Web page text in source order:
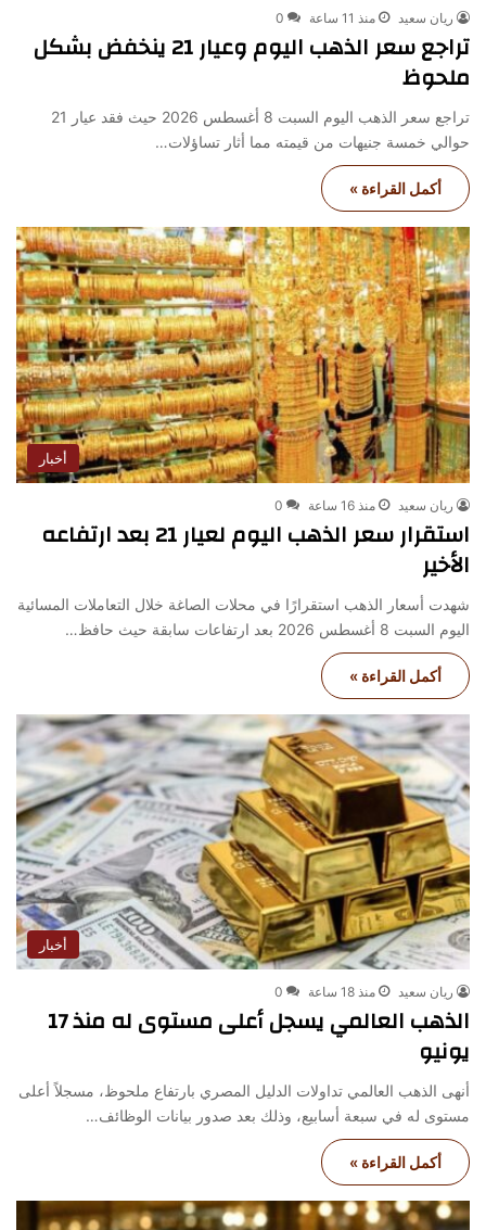
ريان سعيد منذ 11 ساعة 0
تراجع سعر الذهب اليوم وعيار 21 ينخفض بشكل
ملحوظ
تراجع سعر الذهب اليوم السبت 8 أغسطس 2026 حيث فقد عيار 21
حوالي خمسة جنيهات من قيمته مما أثار تساؤلات…
أكمل القراءة »
أخبار
ريان سعيد منذ 16 ساعة 0
استقرار سعر الذهب اليوم لعيار 21 بعد ارتفاعه
الأخير
شهدت أسعار الذهب استقرارًا في محلات الصاغة خلال التعاملات المسائية
اليوم السبت 8 أغسطس 2026 بعد ارتفاعات سابقة حيث حافظ…
أكمل القراءة »
أخبار
ريان سعيد منذ 18 ساعة 0
الذهب العالمي يسجل أعلى مستوى له منذ 17
يونيو
أنهى الذهب العالمي تداولات الدليل المصري بارتفاع ملحوظ، مسجلاً أعلى
مستوى له في سبعة أسابيع، وذلك بعد صدور بيانات الوظائف…
أكمل القراءة »